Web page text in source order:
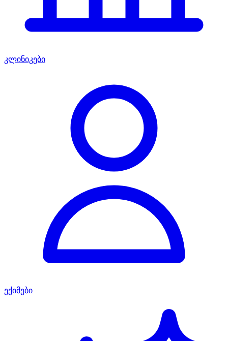
კლინიკები
ექიმები